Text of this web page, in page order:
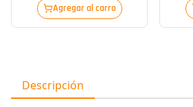
Agregar al carro
Descripción